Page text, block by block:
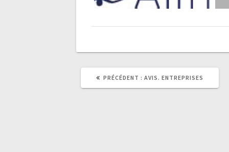
PRÉCÉDENT : ARTICLE
AVIS. ENTREPRISES